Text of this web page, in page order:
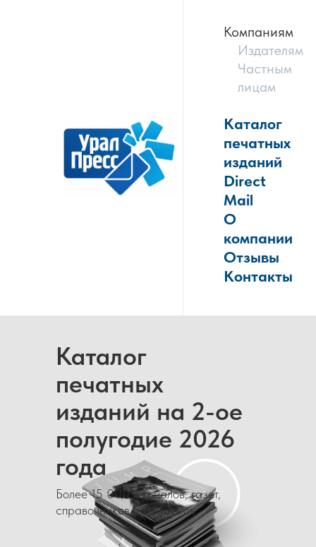
Компаниям
Издателям
Частным
лицам
Каталог
печатных
изданий
Direct
Mail
О
компании
Отзывы
Контакты
Каталог
печатных
изданий на 2-ое
полугодие 2026
года
Более 15 000 журналов, газет,
справочников и каталогов